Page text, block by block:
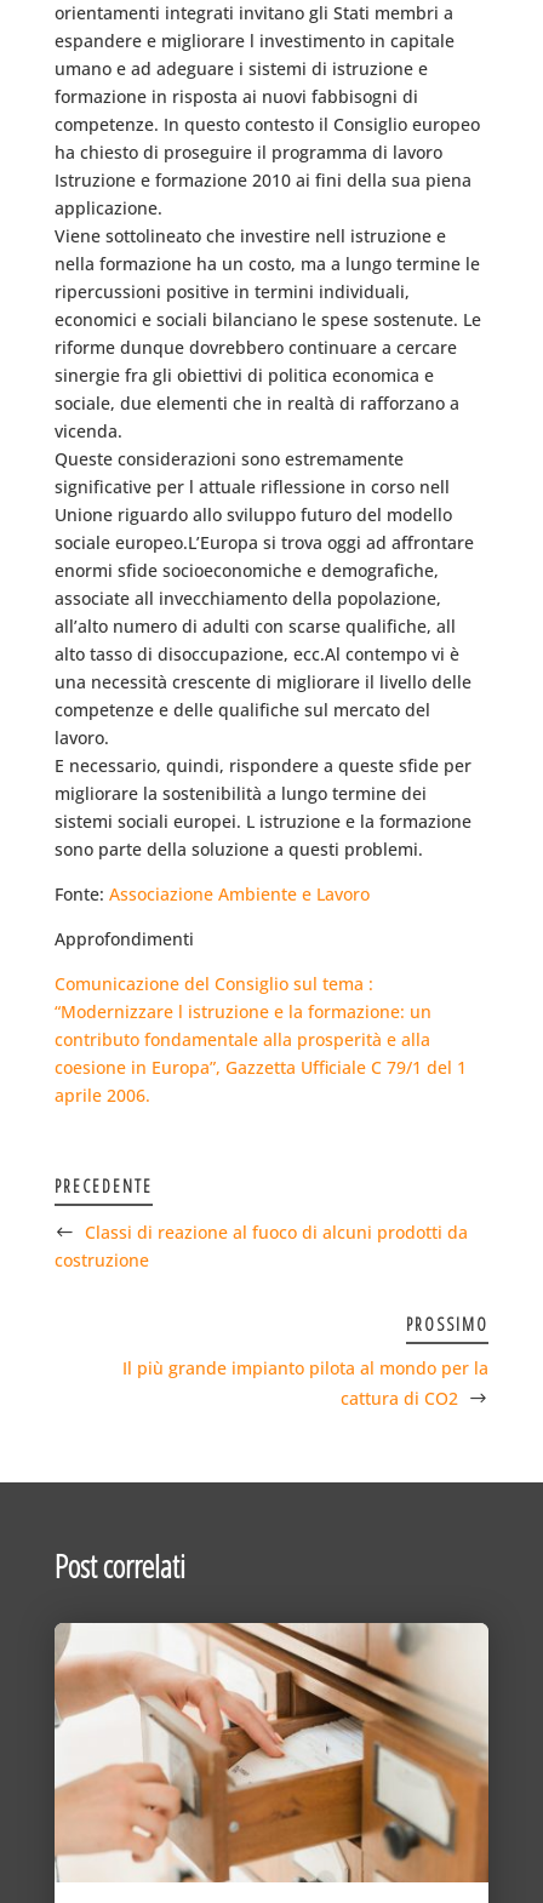
orientamenti integrati invitano gli Stati membri a
espandere e migliorare l investimento in capitale
umano e ad adeguare i sistemi di istruzione e
formazione in risposta ai nuovi fabbisogni di
competenze. In questo contesto il Consiglio europeo
ha chiesto di proseguire il programma di lavoro 
Istruzione e formazione 2010 ai fini della sua piena
applicazione.
Viene sottolineato che investire nell istruzione e
nella formazione ha un costo, ma a lungo termine le
ripercussioni positive in termini individuali,
economici e sociali bilanciano le spese sostenute. Le
riforme dunque dovrebbero continuare a cercare
sinergie fra gli obiettivi di politica economica e
sociale, due elementi che in realtà di rafforzano a
vicenda.
Queste considerazioni sono estremamente
significative per l attuale riflessione in corso nell
Unione riguardo allo sviluppo futuro del modello
sociale europeo.L’Europa si trova oggi ad affrontare
enormi sfide socioeconomiche e demografiche,
associate all invecchiamento della popolazione,
all’alto numero di adulti con scarse qualifiche, all
alto tasso di disoccupazione, ecc.Al contempo vi è
una necessità crescente di migliorare il livello delle
competenze e delle qualifiche sul mercato del
lavoro.
E necessario, quindi, rispondere a queste sfide per
migliorare la sostenibilità a lungo termine dei
sistemi sociali europei. L istruzione e la formazione
sono parte della soluzione a questi problemi.
Fonte: Associazione Ambiente e Lavoro
Approfondimenti
Comunicazione del Consiglio sul tema :
“Modernizzare l istruzione e la formazione: un
contributo fondamentale alla prosperità e alla
coesione in Europa”, Gazzetta Ufficiale C 79/1 del 1
aprile 2006.
PRECEDENTE
Classi di reazione al fuoco di alcuni prodotti da
costruzione
PROSSIMO
Il più grande impianto pilota al mondo per la
cattura di CO2
Post correlati